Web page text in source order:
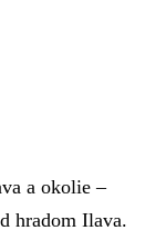
a okolie –
hradom Ilava.